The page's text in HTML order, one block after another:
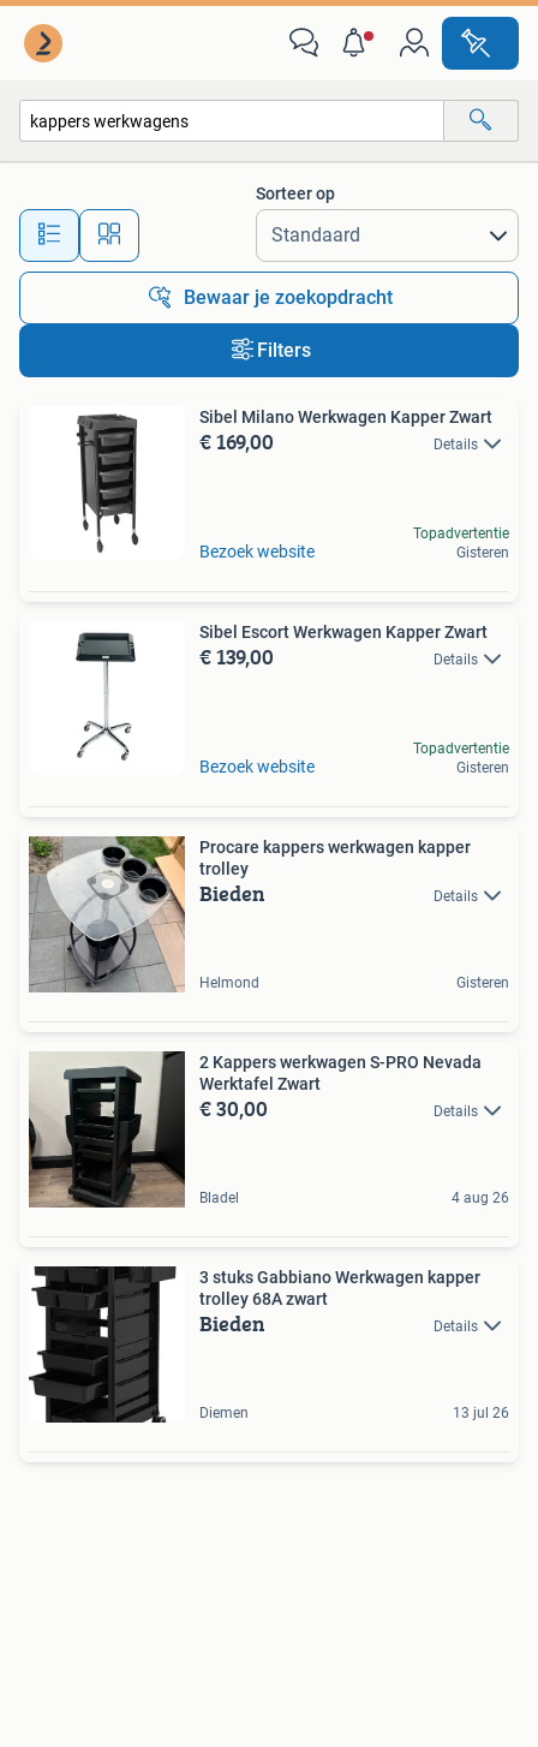
Alle afstanden…
Sorteer op
Bewaar je zoekopdracht
Filters
Sibel Milano Werkwagen Kapper Zwart
€ 169,00 Details
Bezoek website
Topadvertentie
Gisteren
Sibel Escort Werkwagen Kapper Zwart
€ 139,00 Details
Bezoek website
Topadvertentie
Gisteren
Procare kappers werkwagen kapper
trolley
Bieden Details
Helmond Gisteren
2 Kappers werkwagen S-PRO Nevada
Werktafel Zwart
€ 30,00 Details
Bladel 4 aug 26
3 stuks Gabbiano Werkwagen kapper
trolley 68A zwart
Bieden Details
Diemen 13 jul 26